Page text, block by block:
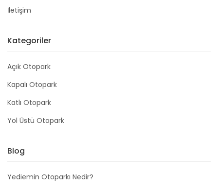
İletişim
Kategoriler
Açık Otopark
Kapalı Otopark
Katlı Otopark
Yol Üstü Otopark
Blog
Yediemin Otoparkı Nedir?